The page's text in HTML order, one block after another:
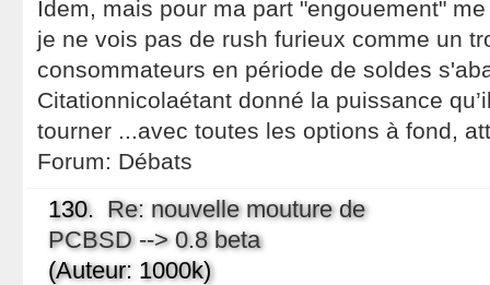
Idem, mais pour ma part "engouement"
je ne vois pas de rush furieux comme un
consommateurs en période de soldes
Citationnicolaétant donné la puissance
tourner ...avec toutes les options à fond,
Forum: Débats
130. Re: nouvelle mouture de
PCBSD --> 0.8 beta
(Auteur: 1000k)